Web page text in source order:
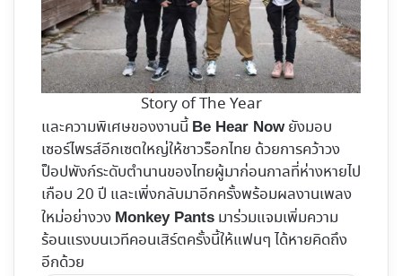
Story of The Year
และความพิเศษของงานนี้ Be Hear Nowยังมอบ
เซอร์ไพรส์อีกเซตใหญ่ให้ชาวร็อกไทย ด้วยการคว้าวง
ป็อปพังก์ระดับตำนานของไทยผู้มาก่อนกาลที่ห่างหายไป
เกือบ 20 ปี และเพิ่งกลับมาอีกครั้งพร้อมผลงานเพลง
ใหม่อย่างวง Monkey Pants มาร่วมแจมเพิ่มความ
ร้อนแรงบนเวทีคอนเสิร์ตครั้งนี้ให้แฟนๆ ได้หายคิดถึง
อีกด้วย